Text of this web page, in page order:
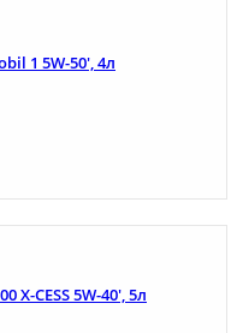
1 5W-50', 4л
X-CESS 5W-40', 5л